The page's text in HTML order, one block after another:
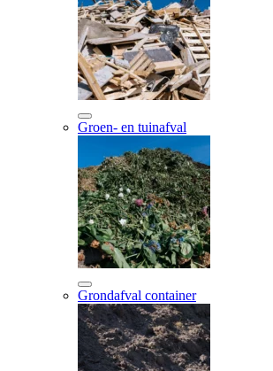
Groen- en tuinafval
Grondafval container